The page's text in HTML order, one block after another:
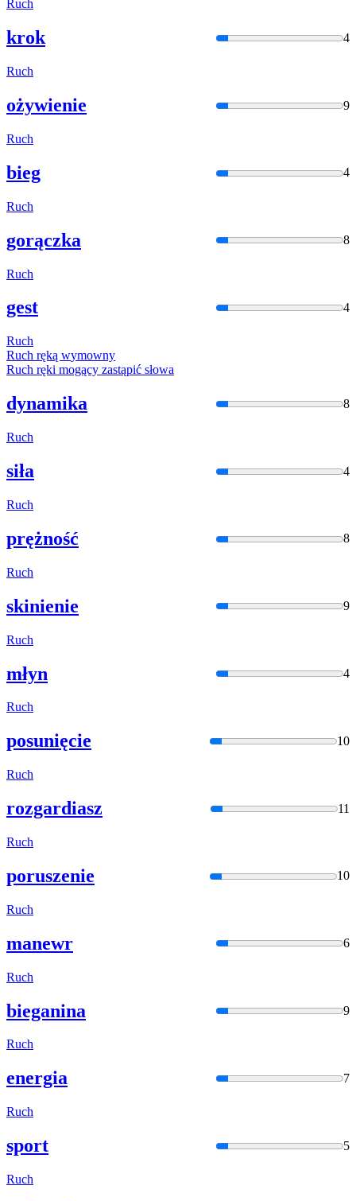
Ruch
krok 4
Ruch
ożywienie 9
Ruch
bieg 4
Ruch
gorączka 8
Ruch
gest 4
Ruch
Ruch ręką wymowny
Ruch ręki mogący zastąpić słowa
dynamika 8
Ruch
siła 4
Ruch
prężność 8
Ruch
skinienie 9
Ruch
młyn 4
Ruch
posunięcie 10
Ruch
rozgardiasz 11
Ruch
poruszenie 10
Ruch
manewr 6
Ruch
bieganina 9
Ruch
energia 7
Ruch
sport 5
Ruch